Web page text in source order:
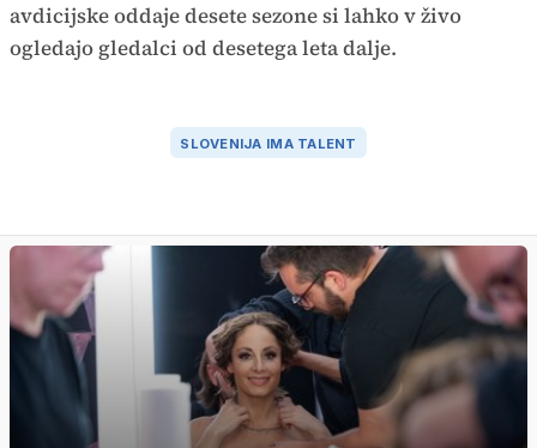
avdicijske oddaje desete sezone si lahko v živo
ogledajo gledalci od desetega leta dalje.
SLOVENIJA IMA TALENT